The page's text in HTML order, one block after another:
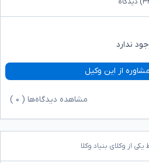
ندارد
از این وکیل
مشاهده دیدگاه‌ها ( ۰
از وکلای بنیاد وکلا